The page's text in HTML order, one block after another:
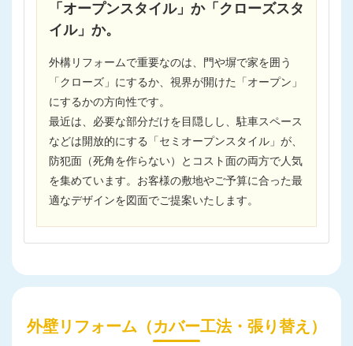
「オープンスタイル」か「クローズスタ
イル」か。
外構リフォームで重要なのは、門や塀で家を囲う
「クローズ」にするか、視界が開けた「オープン」
にするかの方向性です。
最近は、必要な部分だけを目隠しし、駐車スペース
などは開放的にする「セミオープンスタイル」が、
防犯面（死角を作らない）とコスト面の両方で人気
を集めています。お客様の敷地やご予算に合った最
適なデザインを図面でご提案いたします。
外壁リフォーム（カバー工法・張り替え）